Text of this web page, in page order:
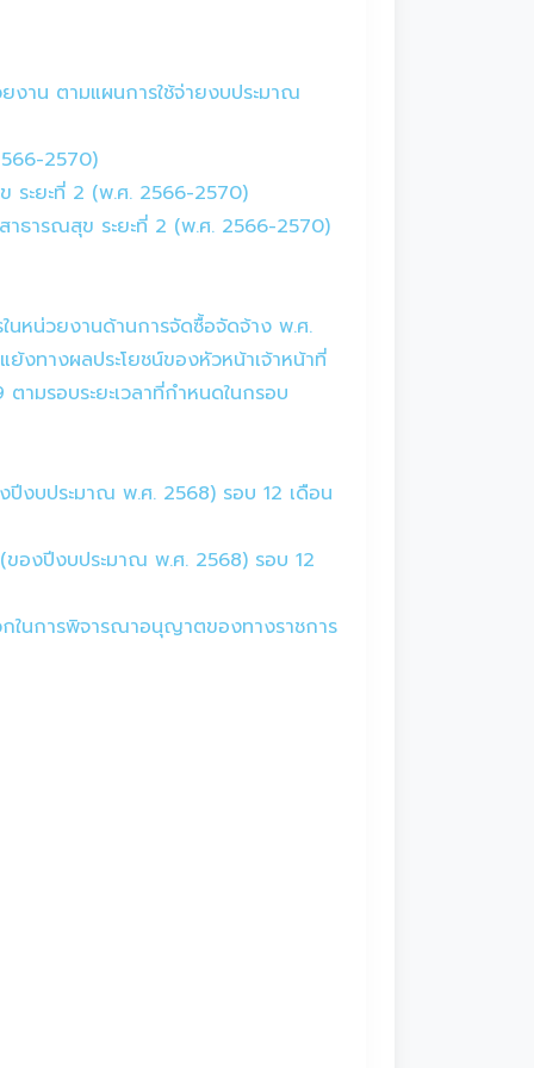
งาน ตามแผนการใช้จ่ายงบประมาณ
2570)
ระยะที่ 2 (พ.ศ. 2566-2570)
าธารณสุข ระยะที่ 2 (พ.ศ. 2566-2570)
นหน่วยงานด้านการจัดซื้อจัดจ้าง พ.ศ.
งทางผลประโยชน์ของหัวหน้าเจ้าหน้าที่
ามรอบระยะเวลาที่กำหนดในกรอบ
ปีงบประมาณ พ.ศ. 2568) รอบ 12 เดือน
(ของปีงบประมาณ พ.ศ. 2568) รอบ 12
ในการพิจารณาอนุญาตของทางราชการ